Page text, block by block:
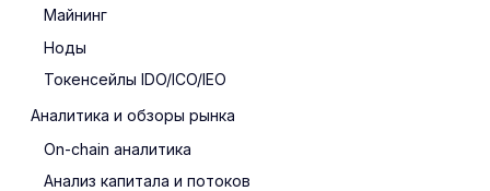
Майнинг
Ноды
Токенсейлы IDO/ICO/IEO
Аналитика и обзоры рынка
On-chain аналитика
Анализ капитала и потоков